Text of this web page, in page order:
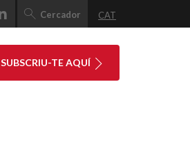
Cercador CAT
SUBSCRIU-TE AQUÍ